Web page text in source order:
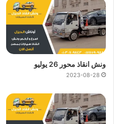
ونش انقاذ محور 26 يوليو
2023-08-28